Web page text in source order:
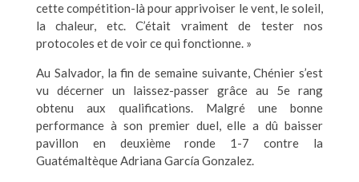
cette compétition-là pour apprivoiser le vent, le soleil,
la chaleur, etc. C’était vraiment de tester nos
protocoles et de voir ce qui fonctionne. »
Au Salvador, la fin de semaine suivante, Chénier s’est
vu décerner un laissez-passer grâce au 5e rang
obtenu aux qualifications. Malgré une bonne
performance à son premier duel, elle a dû baisser
pavillon en deuxième ronde 1-7 contre la
Guatémaltèque Adriana García Gonzalez.